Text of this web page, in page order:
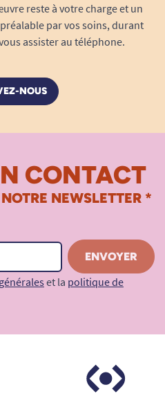
reste à votre charge et un
par vos soins, durant
assister au téléphone.
NOUS
CONTACT
NEWSLETTER *
et la politique de